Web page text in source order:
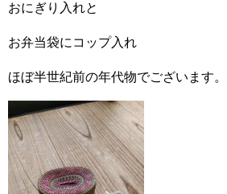
おにぎり入れと
お弁当袋にコップ入れ
ほぼ半世紀前の年代物でございます。